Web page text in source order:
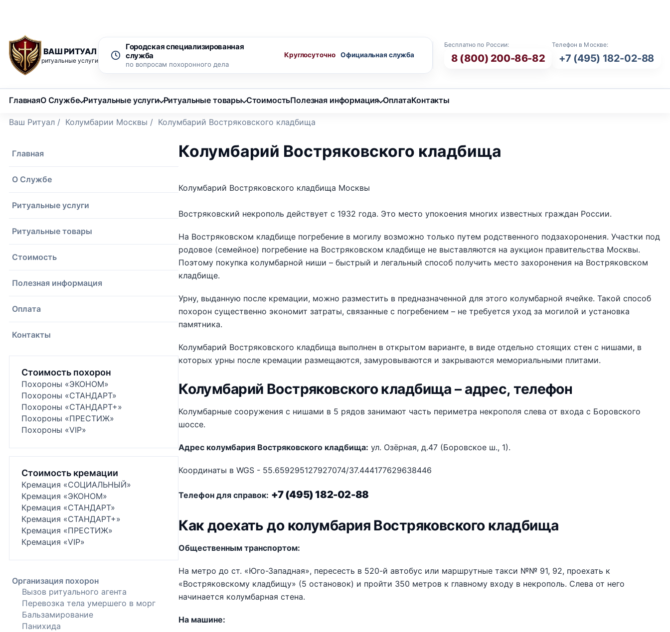
ВАШ РИТУАЛ
ритуальные услуги
Бесплатно по России:
8 (800) 200-86-82
Телефон в Москве:
+7 (495) 182-02-88
Городская специализированная
служба
по вопросам похоронного дела
Круглосуточно
ГлавнаяО Службе Ритуальные услуги Ритуальные товары СтоимостьПолезная информация ОплатаКонтакты
Ваш Ритуал / Колумбарии Москвы / Колумбарий Востряковского кладбища
Главная
О Службе
Ритуальные услуги
Ритуальные товары
Стоимость
Полезная информация
Оплата
Контакты
Стоимость похорон
Похороны «ЭКОНОМ»
Похороны «СТАНДАРТ»
Похороны «СТАНДАРТ+»
Похороны «ПРЕСТИЖ»
Похороны «VIP»
Стоимость кремации
Кремация «СОЦИАЛЬНЫЙ»
Кремация «ЭКОНОМ»
Кремация «СТАНДАРТ»
Кремация «СТАНДАРТ+»
Кремация «ПРЕСТИЖ»
Кремация «VIP»
Организация похорон
Вызов ритуального агента
Перевозка тела умершего в морг
Бальзамирование
Панихида
Колумбарий Востряковского кладбища
Колумбарий Востряковского кладбища Москвы
Востряковский некрополь действует с 1932 года. Это место упокоения многих известных граждан России.
На Востряковском кладбище погребение в могилу возможно только путем родственного подзахоронения. Участки под
родовое (семейное) погребение на Востряковском кладбище не выставляются на аукцион правительства Москвы.
Поэтому покупка колумбарной ниши – быстрый и легальный способ получить место захоронения на Востряковском
кладбище.
Урну, выданную после кремации, можно разместить в предназначенной для этого колумбарной ячейке. Такой способ
похорон существенно экономит затраты, связанные с погребением – не требуется уход за могилой и установка
памятника.
Колумбарий Востряковского кладбища выполнен в открытом варианте, в виде отдельно стоящих стен с нишами, в
которых урны после кремации размещаются, замуровываются и закрываются мемориальными плитами.
Колумбарий Востряковского кладбища – адрес, телефон
Колумбарные сооружения с нишами в 5 рядов занимают часть периметра некрополя слева от входа с Боровского
шоссе.
Адрес колумбария Востряковского кладбища: ул. Озёрная, д.47 (Боровское ш., 1).
Координаты в WGS - 55.659295127927074/37.444177629638446
Телефон для справок: +7 (495) 182-02-88
Как доехать до колумбария Востряковского кладбища
Общественным транспортом:
На метро до ст. «Юго-Западная», пересесть в 520-й автобус или маршрутные такси №№ 91, 92, проехать к
«Востряковскому кладбищу» (5 остановок) и пройти 350 метров к главному входу в некрополь. Слева от него
начинается колумбарная стена.
На машине: